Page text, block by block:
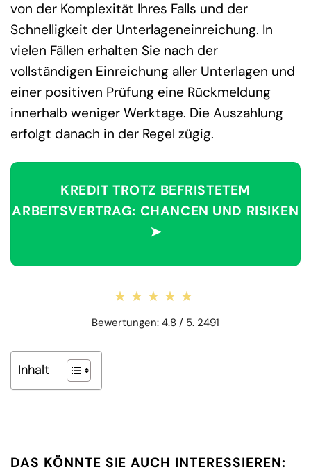
von der Komplexität Ihres Falls und der
Schnelligkeit der Unterlageneinreichung. In
vielen Fällen erhalten Sie nach der
vollständigen Einreichung aller Unterlagen und
einer positiven Prüfung eine Rückmeldung
innerhalb weniger Werktage. Die Auszahlung
erfolgt danach in der Regel zügig.
KREDIT TROTZ BEFRISTETEM
ARBEITSVERTRAG: CHANCEN UND RISIKEN
➤
★★★★★
★★★★★
Bewertungen: 4.8 / 5. 2491
Inhalt
DAS KÖNNTE SIE AUCH INTERESSIEREN: